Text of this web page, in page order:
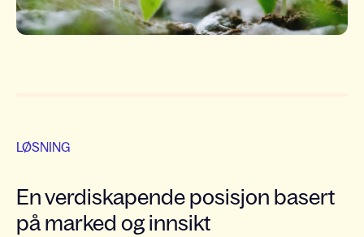
LØSNING
En verdiskapende posisjon basert
på marked og innsikt